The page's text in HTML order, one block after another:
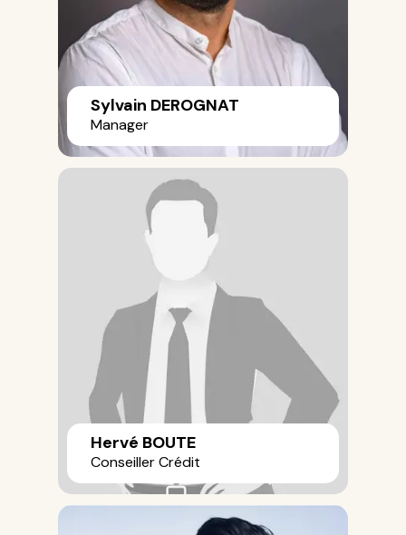
Sylvain DEROGNAT
Manager
Hervé BOUTE
Conseiller Crédit